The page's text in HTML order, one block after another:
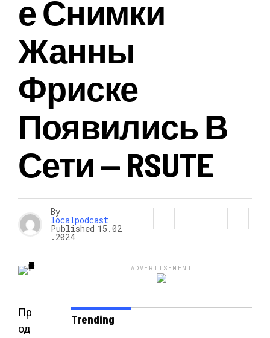
Е Снимки
Жанны
Фриске
Появились В
Сети — RSUTE
By
localpodcast
Published 15.02
.2024
Пр
од
ADVERTISEMENT
Trending